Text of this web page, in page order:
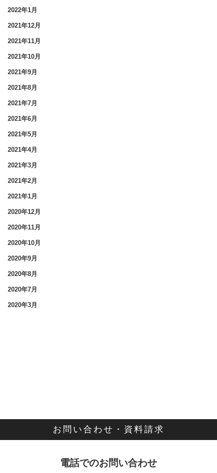
2022年1月
2021年12月
2021年11月
2021年10月
2021年9月
2021年8月
2021年7月
2021年6月
2021年5月
2021年4月
2021年3月
2021年2月
2021年1月
2020年12月
2020年11月
2020年10月
2020年9月
2020年8月
2020年7月
2020年3月
お問い合わせ・資料請求
電話でのお問い合わせ